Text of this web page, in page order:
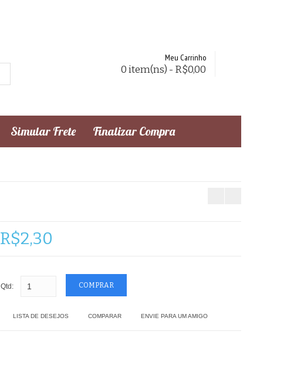
Meu Carrinho
0 item(ns) - R$0,00
Simular Frete Finalizar Compra
R$2,30
Qtd:
LISTA DE DESEJOS COMPARAR ENVIE PARA UM AMIGO